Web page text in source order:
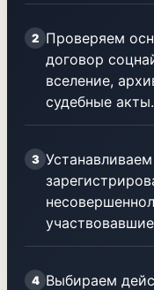
2 Проверяем
договор
вселение,
судебные акты.
3
4 Выбираем